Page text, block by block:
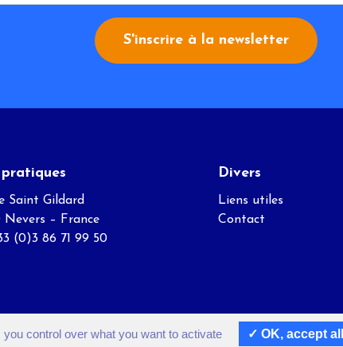
S'inscrire à la newsletter
Saint Gildard
Nevers – France
(0)3 86 71 99 50
Divers
Liens utiles
Contact
RéalisationDirect@Web- Création graphiqueNewSoul
control over what you want to activate OK, accept all